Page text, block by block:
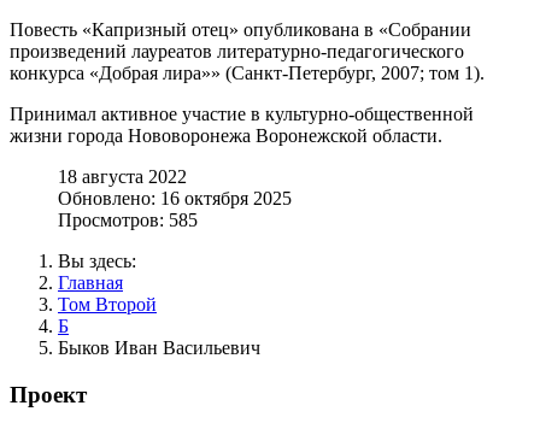
Повесть «Капризный отец» опубликована в «Собрании
произведений лауреатов литературно-педагогического
конкурса «Добрая лира»» (Санкт-Петербург, 2007; том 1).
Принимал активное участие в культурно-общественной
жизни города Нововоронежа Воронежской области.
18 августа 2022
Обновлено: 16 октября 2025
Просмотров: 585
Вы здесь:
Главная
Том Второй
Б
Быков Иван Васильевич
Проект